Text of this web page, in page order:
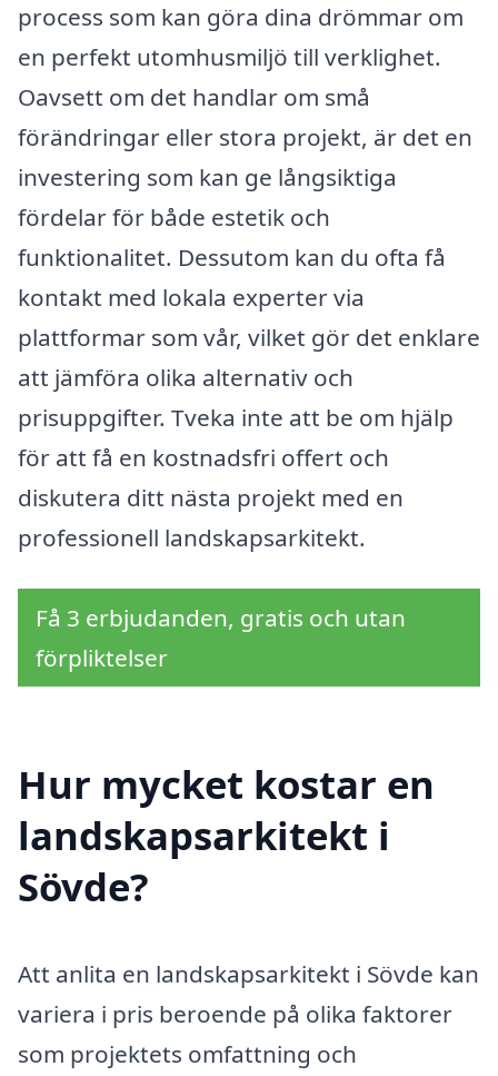
process som kan göra dina drömmar om
en perfekt utomhusmiljö till verklighet.
Oavsett om det handlar om små
förändringar eller stora projekt, är det en
investering som kan ge långsiktiga
fördelar för både estetik och
funktionalitet. Dessutom kan du ofta få
kontakt med lokala experter via
plattformar som vår, vilket gör det enklare
att jämföra olika alternativ och
prisuppgifter. Tveka inte att be om hjälp
för att få en kostnadsfri offert och
diskutera ditt nästa projekt med en
professionell landskapsarkitekt.
Få 3 erbjudanden, gratis och utan
förpliktelser
Hur mycket kostar en
landskapsarkitekt i
Sövde?
Att anlita en landskapsarkitekt i Sövde kan
variera i pris beroende på olika faktorer
som projektets omfattning och